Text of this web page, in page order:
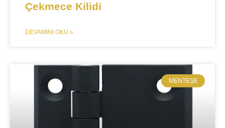
Çekmece Kilidi​​
DEVAMINI OKU »
MENTEŞE​